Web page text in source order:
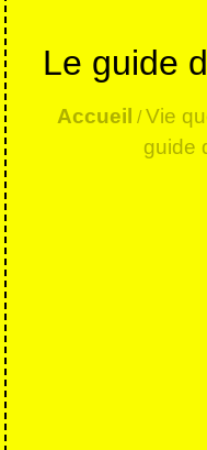
Le guide
Accueil /Vie
guide